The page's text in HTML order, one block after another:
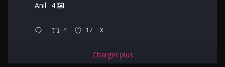
Anil
4
4 17 X
Charger plus